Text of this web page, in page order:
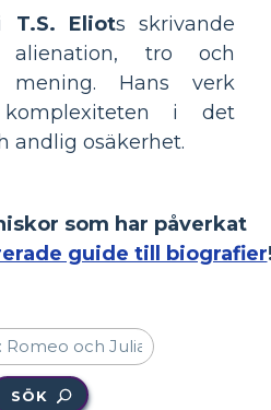
T.S. Eliots skrivande
alienation, tro och
mening. Hans verk
i det
andlig osäkerhet.
som har påverkat
guide till biografier
SÖK